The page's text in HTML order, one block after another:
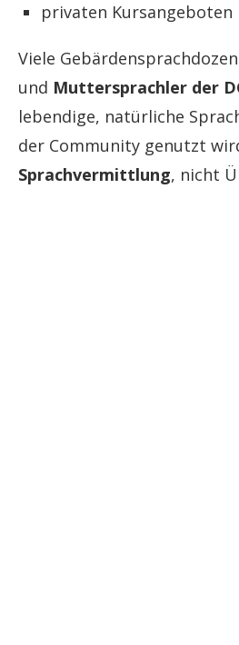
privaten Kursangeboten
Viele
und Muttersprachler der
lebendige, natürliche
der Community genutzt
Sprachvermittlung, nicht